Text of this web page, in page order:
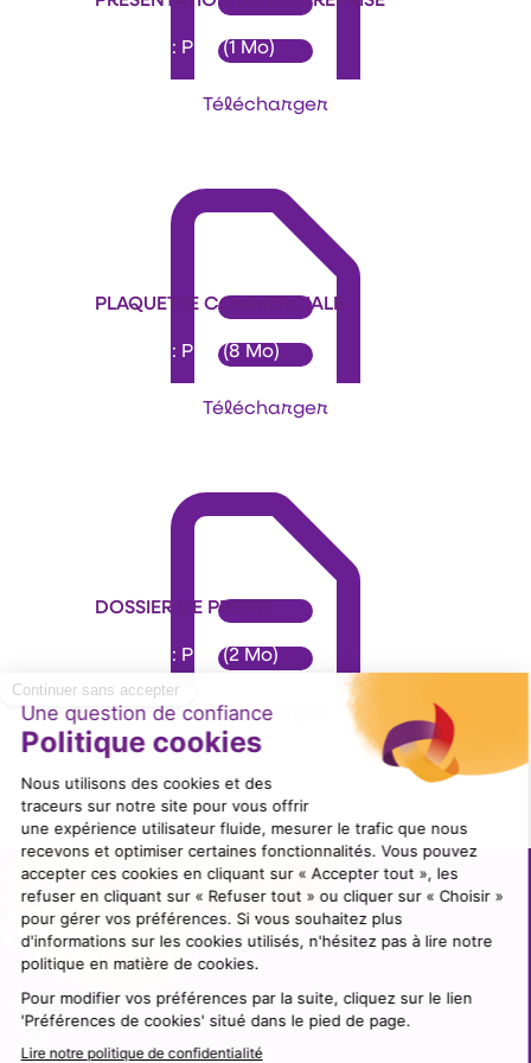
Format : PDF (1 Mo)
Télécharger
PLAQUETTE COMMERCIALE
Format : PDF (8 Mo)
Télécharger
DOSSIER DE PRESSE
Format : PDF (2 Mo)
Télécharger
Suivez nous !